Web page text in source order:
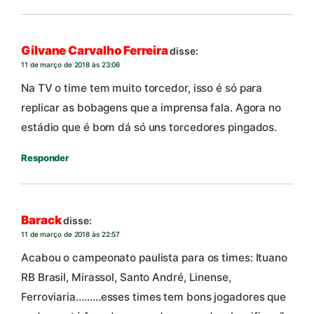
Gilvane Carvalho Ferreiradisse:
11 de março de 2018 às 23:06
Na TV o time tem muito torcedor, isso é só para
replicar as bobagens que a imprensa fala. Agora no
estádio que é bom dá só uns torcedores pingados.
Responder
Barackdisse:
11 de março de 2018 às 22:57
Acabou o campeonato paulista para os times: Ituano
RB Brasil, Mirassol, Santo André, Linense,
Ferroviaria………esses times tem bons jogadores que